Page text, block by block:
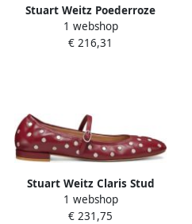
Stuart Weitz Poederroze
Leren Bria Ballerina's
1 webshop
€ 216,31
Stuart Weitz Claris Stud
Ballerina
1 webshop
€ 231,75